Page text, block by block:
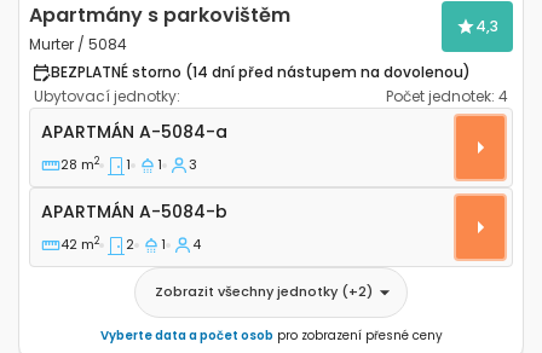
Apartmány s parkovištěm
Murter / 5084
4,3
BEZPLATNÉ storno (14 dní před nástupem na dovolenou)
Ubytovací jednotky:
Počet jednotek: 4
Jednopokojový apartmán Murter A-5084-a
APARTMÁN A-5084-a
28 m2 1 1 3
Apartmán A-5084-b
APARTMÁN A-5084-b
42 m2 2 1 4
Zobrazit všechny jednotky (+2)
Vyberte data a počet osob pro zobrazení přesné ceny